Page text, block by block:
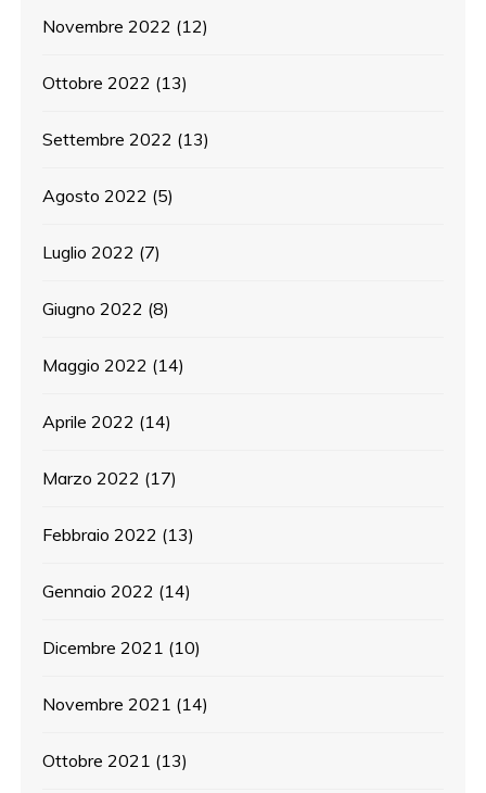
Novembre 2022 (12)
Ottobre 2022 (13)
Settembre 2022 (13)
Agosto 2022 (5)
Luglio 2022 (7)
Giugno 2022 (8)
Maggio 2022 (14)
Aprile 2022 (14)
Marzo 2022 (17)
Febbraio 2022 (13)
Gennaio 2022 (14)
Dicembre 2021 (10)
Novembre 2021 (14)
Ottobre 2021 (13)